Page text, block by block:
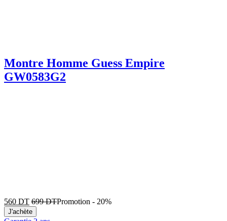
Montre Homme Guess Empire
GW0583G2
560 DT 699DTPromotion - 20%
J'achète